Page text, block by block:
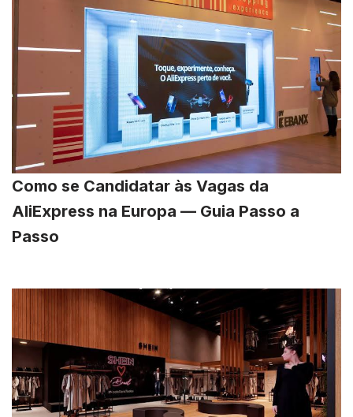
Como se Candidatar às Vagas da
AliExpress na Europa — Guia Passo a
Passo